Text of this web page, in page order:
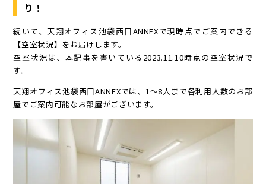
り！
続いて、天翔オフィス池袋西口ANNEXで現時点でご案内できる
【空室状況】をお届けします。
空室状況は、本記事を書いている2023.11.10時点の空室状況で
す。
天翔オフィス池袋西口ANNEXでは、1～8人まで各利用人数のお部
屋でご案内可能なお部屋がございます。